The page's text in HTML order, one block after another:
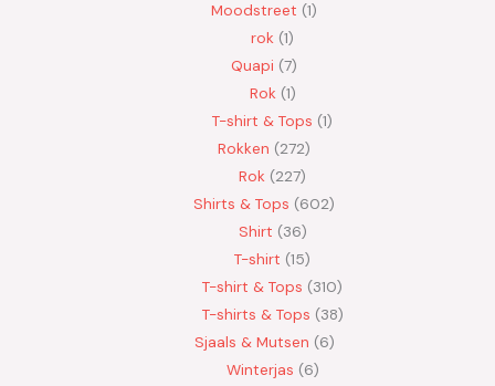
Moodstreet 1
rok 1
Quapi 7
Rok 1
T-shirt & Tops 1
Rokken 272
Rok 227
Shirts & Tops 602
Shirt 36
T-shirt 15
T-shirt & Tops 310
T-shirts & Tops 38
Sjaals & Mutsen 6
Winterjas 6